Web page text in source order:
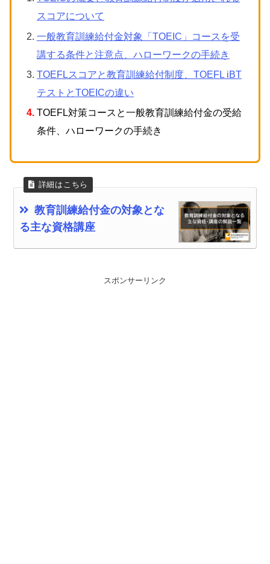
スコアについて
一般教育訓練給付金対象「TOEIC」コースを受
講する条件と注意点、ハローワークの手続き
TOEFLスコアと教育訓練給付制度、TOEFL iBT
テストとTOEICの違い
TOEFL対策コースと一般教育訓練給付金の受給
条件、ハローワークの手続き
教育訓練給付金の対象とな
る主な資格講座
スポンサーリンク